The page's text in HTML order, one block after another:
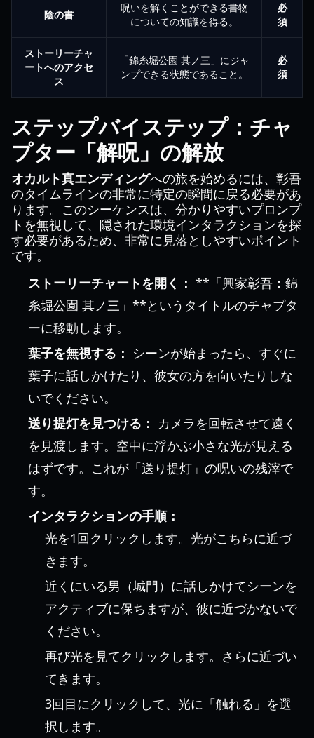
陰の書
呪いを解くことができる書物
についての知識を得る。
必
須
ストーリーチャ
ートへのアクセ
ス
「錦糸堀公園 其ノ三」にジャ
ンプできる状態であること。
必
須
ステップバイステップ：チャ
プター「解呪」の解放
オカルト真エンディングへの旅を始めるには、彰吾
のタイムラインの非常に特定の瞬間に戻る必要があ
ります。このシーケンスは、分かりやすいプロンプ
トを無視して、隠された環境インタラクションを探
す必要があるため、非常に見落としやすいポイント
です。
ストーリーチャートを開く： **「興家彰吾：錦
糸堀公園 其ノ三」**というタイトルのチャプタ
ーに移動します。
葉子を無視する： シーンが始まったら、すぐに
葉子に話しかけたり、彼女の方を向いたりしな
いでください。
送り提灯を見つける： カメラを回転させて遠く
を見渡します。空中に浮かぶ小さな光が見える
はずです。これが「送り提灯」の呪いの残滓で
す。
インタラクションの手順：
光を1回クリックします。光がこちらに近づ
きます。
近くにいる男（城門）に話しかけてシーンを
アクティブに保ちますが、彼に近づかないで
ください。
再び光を見てクリックします。さらに近づい
てきます。
3回目にクリックして、光に「触れる」を選
択します。